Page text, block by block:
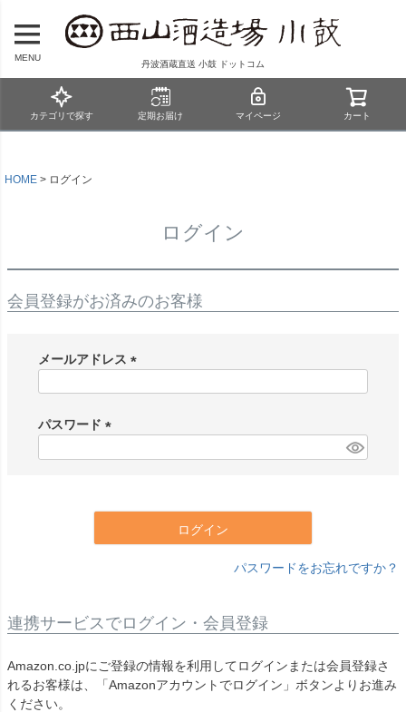
MENU
丹波酒蔵直送 小鼓 ドットコム
カテゴリで探す 定期お届け マイページ カート
HOME ログイン
ログイン
会員登録がお済みのお客様
メールアドレス
)
パスワード
ログイン
パスワードをお忘れですか？
連携サービスでログイン・会員登録
Amazon.co.jpにご登録の情報を利用してログインまたは会員登録さ
れるお客様は、「Amazonアカウントでログイン」ボタンよりお進み
ください。